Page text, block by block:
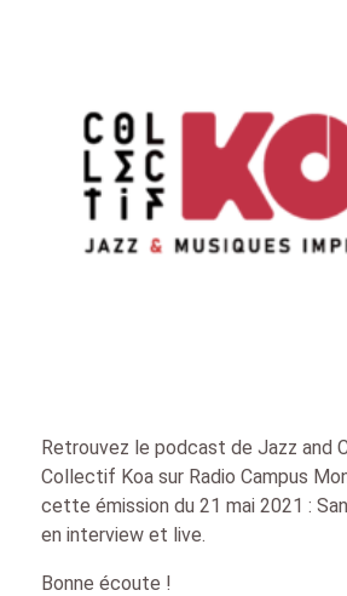
Retrouvez le podcast de Jazz and
Collectif Koa sur Radio Campus
cette émission du 21 mai 2021 :
en interview et live.
Bonne écoute !